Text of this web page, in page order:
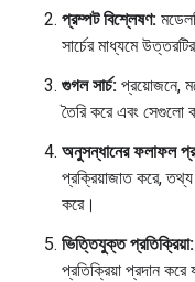
প্রম্পট বিশ্লেষণ:
সার্চের মাধ্যমে
গুগল সার্চ: প্রয়োজনে,
তৈরি করে এবং সেগুলো
অনুসন্ধানের ফলাফল
প্রক্রিয়াজাত করে,
করে।
ভিত্তিযুক্ত প্রতিক্রিয়া:
প্রতিক্রিয়া প্রদান